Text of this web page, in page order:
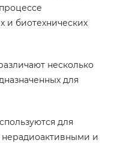
и биотехнических
несколько
для
для
и